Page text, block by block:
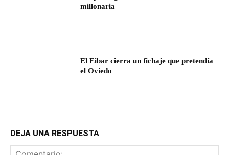
millonaria
El Eibar cierra un fichaje que pretendía
el Oviedo
DEJA UNA RESPUESTA